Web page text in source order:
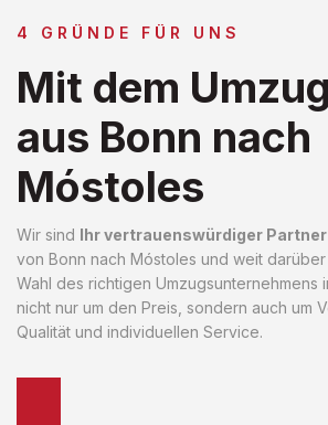
4 GRÜNDE FÜR UNS
Mit dem
aus Bonn nach
Móstoles
Wir sind Ihr vertrauenswürdiger Partner
von Bonn nach Móstoles und weit
Wahl des richtigen Umzugsunternehmens
nicht nur um den Preis, sondern auch um
Qualität und individuellen Service.